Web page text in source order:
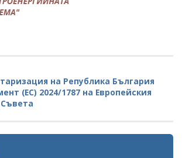
на Република България
(ЕС) 2024/1787 на Европейския